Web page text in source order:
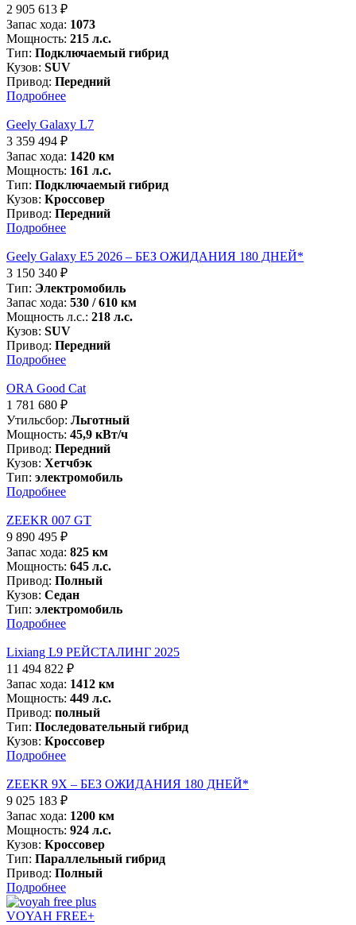
2 905 613 ₽
Запас хода: 1073
Мощность: 215 л.с.
Тип: Подключаемый гибрид
Кузов: SUV
Привод: Передний
Подробнее
Geely Galaxy L7
3 359 494 ₽
Запас хода: 1420 км
Мощность: 161 л.с.
Тип: Подключаемый гибрид
Кузов: Кроссовер
Привод: Передний
Подробнее
Geely Galaxy E5 2026 – БЕЗ ОЖИДАНИЯ 180 ДНЕЙ*
3 150 340 ₽
Тип: Электромобиль
Запас хода: 530 / 610 км
Мощность л.с.: 218 л.с.
Кузов: SUV
Привод: Передний
Подробнее
ORA Good Cat
1 781 680 ₽
Утильсбор: Льготный
Мощность: 45,9 кВт/ч
Привод: Передний
Кузов: Хетчбэк
Тип: электромобиль
Подробнее
ZEEKR 007 GT
9 890 495 ₽
Запас хода: 825 км
Мощность: 645 л.с.
Привод: Полный
Кузов: Седан
Тип: электромобиль
Подробнее
Liхiang L9 РЕЙСТАЛИНГ 2025
11 494 822 ₽
Запас хода: 1412 км
Мощность: 449 л.с.
Привод: полный
Тип: Последовательный гибрид
Кузов: Кроссовер
Подробнее
ZEEKR 9X – БЕЗ ОЖИДАНИЯ 180 ДНЕЙ*
9 025 183 ₽
Запас хода: 1200 км
Мощность: 924 л.с.
Кузов: Кроссовер
Тип: Параллельный гибрид
Привод: Полный
Подробнее
VOYAH FREE+